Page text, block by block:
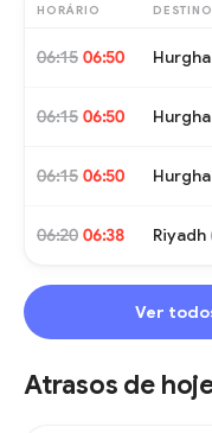
HORÁRIO DESTINO
06:15 06:50
06:15 06:50
06:15 06:50
06:20 06:38 Riyadh
Ver
Atrasos de